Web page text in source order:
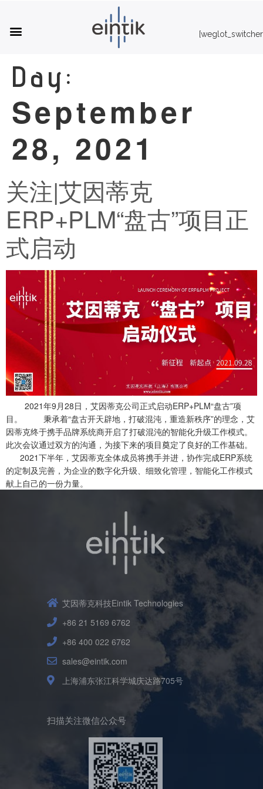
Day:
September
28, 2021
关注|艾因蒂克
ERP+PLM“盘古”项目正
式启动
2021年9月28日，艾因蒂克公司正式启动ERP+PLM“盘古”项
目。 秉承着“盘古开天辟地，打破混沌，重造新秩序”的理念，艾
因蒂克终于携手品牌系统商开启了打破混沌的智能化升级工作模式。
此次会议通过双方的沟通，为接下来的项目奠定了良好的工作基础。
2021下半年，艾因蒂克全体成员将携手并进，协作完成ERP系统
的定制及完善，为企业的数字化升级、细致化管理，智能化工作模式
献上自己的一份力量。
艾因蒂克科技Eintik Technologies
+86 21 5169 6762
+86 400 022 6762
sales@eintik.com
上海浦东张江科学城庆达路705号
扫描关注微信公众号